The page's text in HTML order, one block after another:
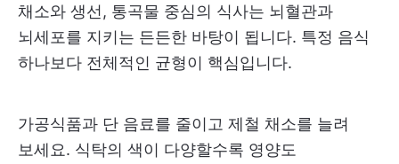
채소와 생선, 통곡물 중심의 식사는 뇌혈관과
뇌세포를 지키는 든든한 바탕이 됩니다. 특정 음식
하나보다 전체적인 균형이 핵심입니다.
가공식품과 단 음료를 줄이고 제철 채소를 늘려
보세요. 식탁의 색이 다양할수록 영양도